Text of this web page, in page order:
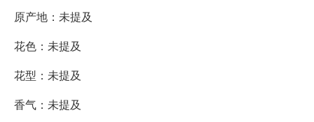
原产地：未提及
花色：未提及
花型：未提及
香气：未提及